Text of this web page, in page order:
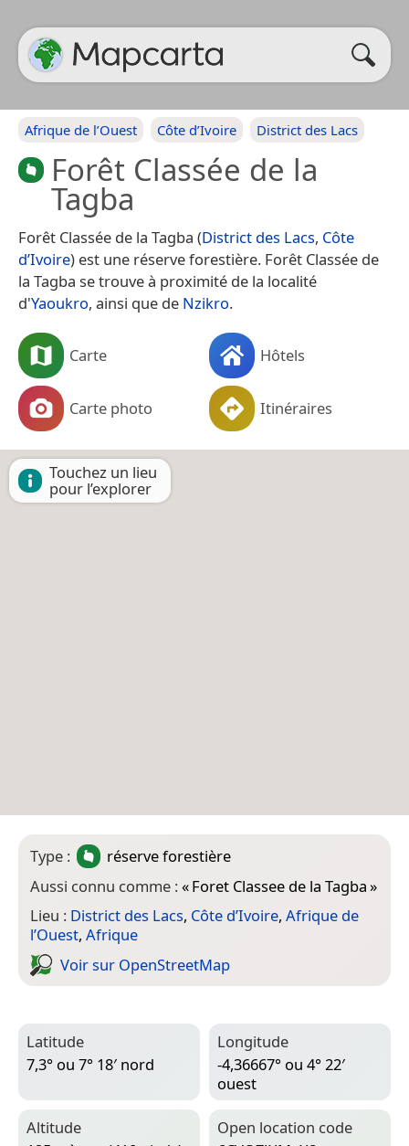
Afrique de l’Ouest Côte d’Ivoire District des Lacs
Forêt Classée de la
Tagba
Forêt Classée de la Tagba (District des Lacs, Côte
d’Ivoire) est une réserve forestière. Forêt Classée de
la Tagba se trouve à proximité de la localité
d'Yaoukro, ainsi que de Nzikro.
Carte Hôtels
Carte photo Itinéraires
Touchez un lieu
pour l’explorer
Type :
réserve forestière
Aussi connu comme :«Foret Classee de la Tagba»
Lieu : District des Lacs, Côte d’Ivoire, Afrique de
l’Ouest, Afrique
Voir sur Open­Street­Map
Latitude
7,3° ou 7° 18′ nord
Longitude
-4,36667° ou 4° 22′
ouest
Altitude
Open location code